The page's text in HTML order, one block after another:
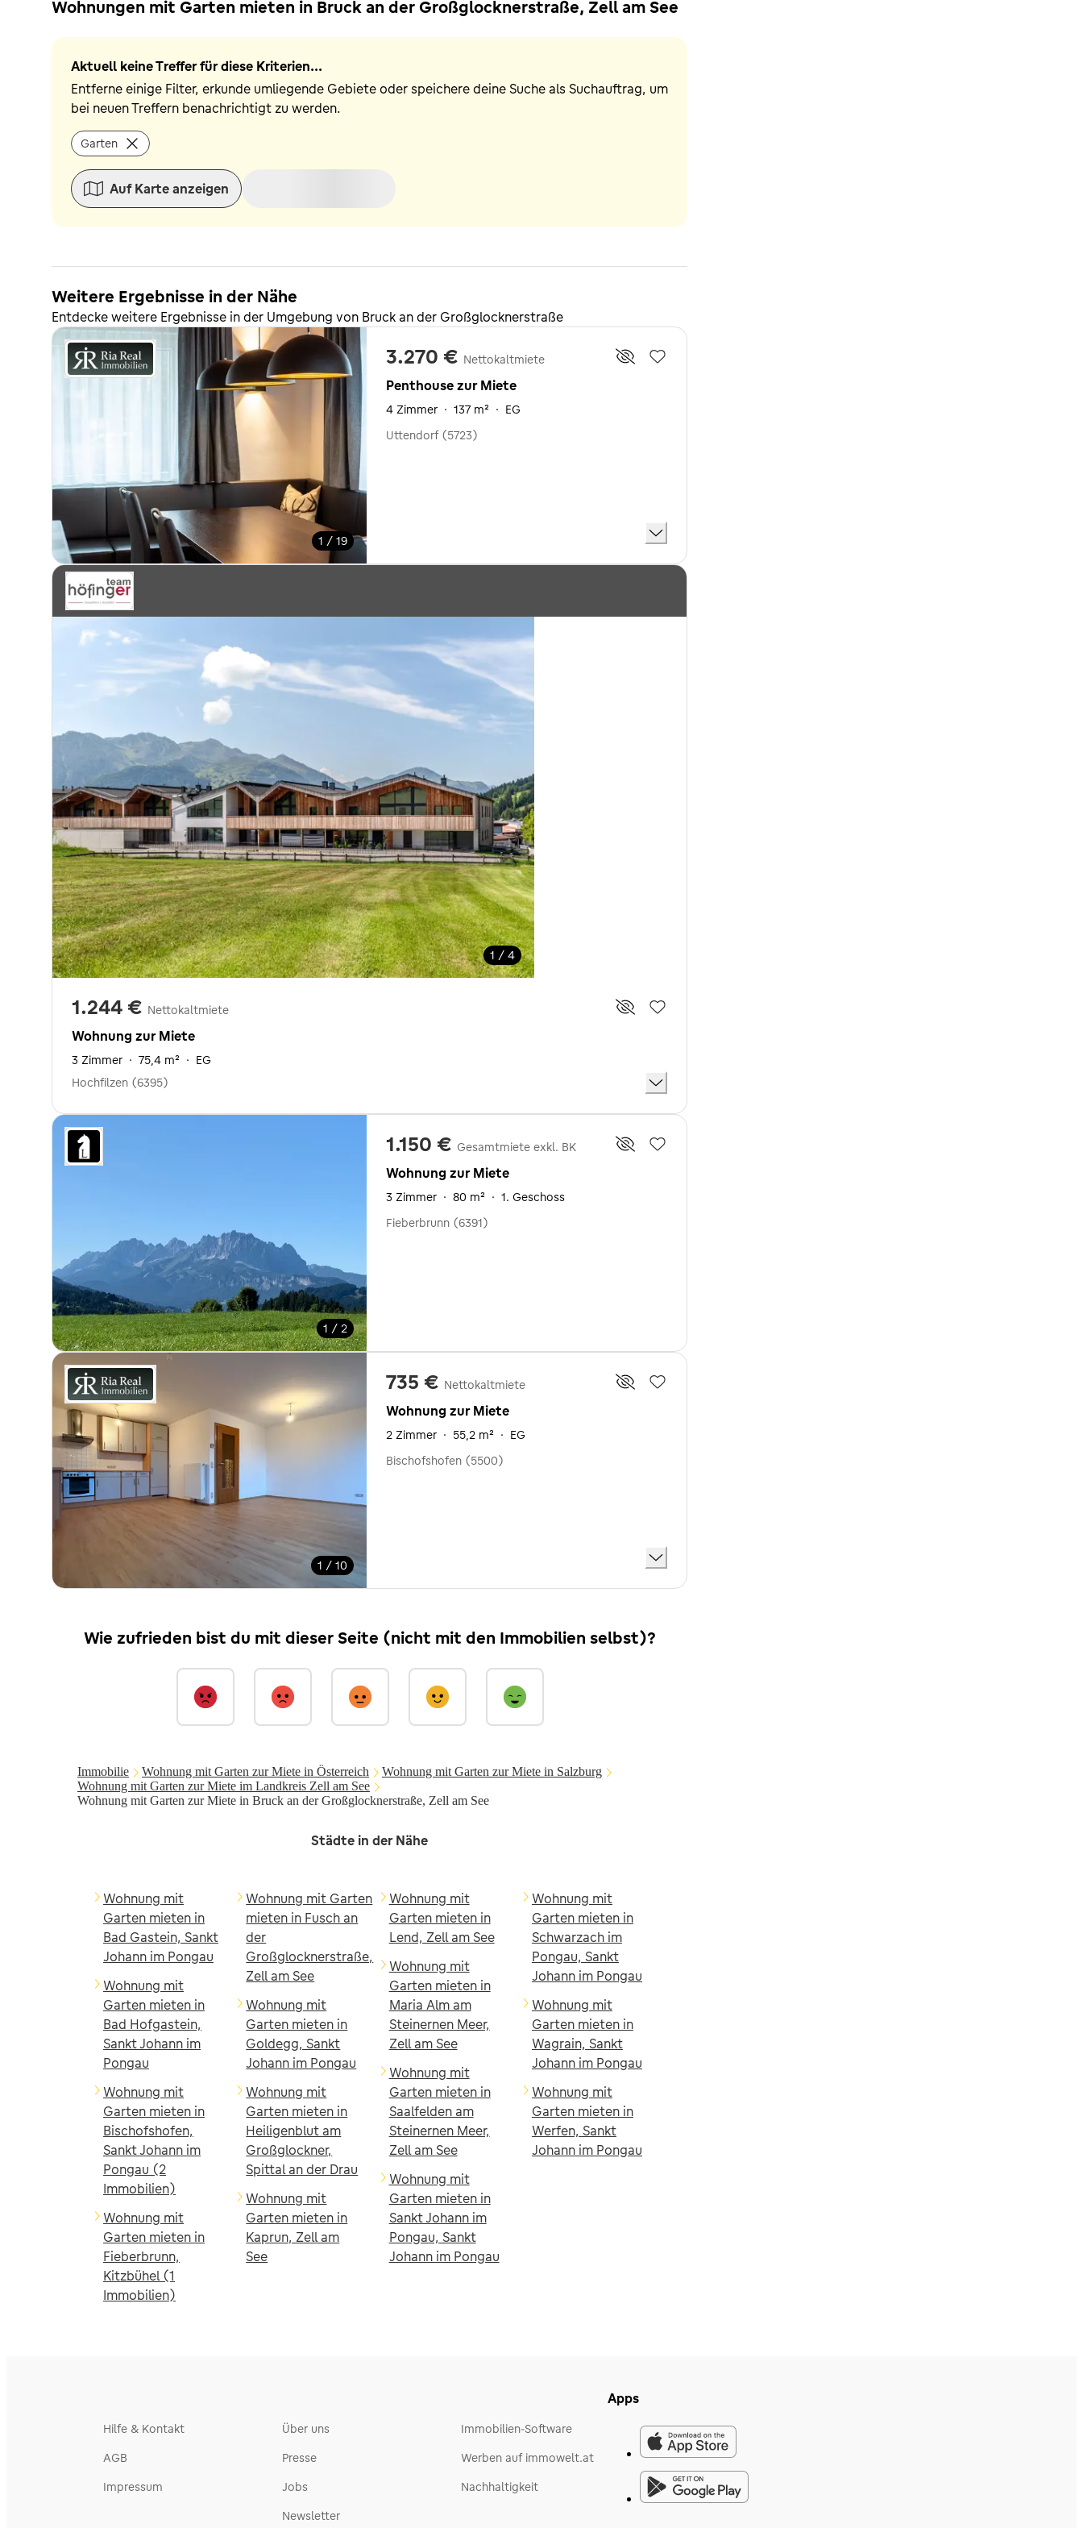
Wohnungen mit Garten mieten in Bruck an der Großglocknerstraße, Zell am See
Aktuell keine Treffer für diese Kriterien...
Entferne einige Filter, erkunde umliegende Gebiete oder speichere deine Suche als Suchauftrag, um
bei neuen Treffern benachrichtigt zu werden.
Garten
Auf Karte anzeigen
Weitere Ergebnisse in der Nähe
Entdecke weitere Ergebnisse in der Umgebung von Bruck an der Großglocknerstraße
1 / 19
3.270 € Nettokaltmiete
Penthouse zur Miete
4 Zimmer · 137 m² · EG
Uttendorf (5723)
1 / 4
1.244 € Nettokaltmiete
Wohnung zur Miete
3 Zimmer · 75,4 m² · EG
Hochfilzen (6395)
1 / 2
1.150 € Gesamtmiete exkl. BK
Wohnung zur Miete
3 Zimmer · 80 m² · 1. Geschoss
Fieberbrunn (6391)
1 / 10
735 € Nettokaltmiete
Wohnung zur Miete
2 Zimmer · 55,2 m² · EG
Bischofshofen (5500)
Wie zufrieden bist du mit dieser Seite (nicht mit den Immobilien selbst)?
Immobilie Wohnung mit Garten zur Miete in Österreich
Wohnung mit Garten zur Miete in Salzburg
Wohnung mit Garten zur Miete im Landkreis Zell am See
Wohnung mit Garten zur Miete in Bruck an der Großglocknerstraße, Zell am See
Städte in der Nähe
Wohnung mit
Garten mieten in
Bad Gastein, Sankt
Johann im Pongau
Wohnung mit
Garten mieten in
Bad Hofgastein,
Sankt Johann im
Pongau
Wohnung mit
Garten mieten in
Bischofshofen,
Sankt Johann im
Pongau (2
Immobilien)
Wohnung mit
Garten mieten in
Fieberbrunn,
Kitzbühel (1
Immobilien)
Wohnung mit Garten
mieten in Fusch an
der
Großglocknerstraße,
Zell am See
Wohnung mit
Garten mieten in
Goldegg, Sankt
Johann im Pongau
Wohnung mit
Garten mieten in
Heiligenblut am
Großglockner,
Spittal an der Drau
Wohnung mit
Garten mieten in
Kaprun, Zell am
See
Wohnung mit
Garten mieten in
Lend, Zell am See
Wohnung mit
Garten mieten in
Maria Alm am
Steinernen Meer,
Zell am See
Wohnung mit
Garten mieten in
Saalfelden am
Steinernen Meer,
Zell am See
Wohnung mit
Garten mieten in
Sankt Johann im
Pongau, Sankt
Johann im Pongau
Wohnung mit
Garten mieten in
Schwarzach im
Pongau, Sankt
Johann im Pongau
Wohnung mit
Garten mieten in
Wagrain, Sankt
Johann im Pongau
Wohnung mit
Garten mieten in
Werfen, Sankt
Johann im Pongau
Hilfe & Kontakt
AGB
Impressum
Über uns
Presse
Jobs
Newsletter
Immobilien-Software
Werben auf immowelt.at
Nachhaltigkeit
Apps